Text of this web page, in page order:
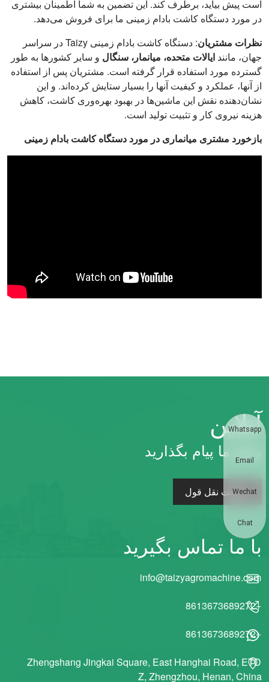
است پیش بیاید، برطرف کند. این تضمین به شما اطمینان بیشتری
در مورد دستگاه کاشت بادام زمینی ما برای فروش می‌دهد.
نظرات مشتریان
: دستگاه کاشت بادام زمینی Taizy در سراسر
جهان، مانند ایالات متحده، میانمار، سنگال و سایر کشورها به طور
گسترده مورد استفاده قرار گرفته است. مشتریان پس از استفاده
از آنها، عملکرد و کیفیت آنها را بسیار ستایش کرده‌اند. و این
نشان‌دهنده نقش این ماشین‌ها در بهبود بهره‌وری کاشت، کاهش
هزینه نیروی کار و تثبیت تولید است.
بازخورد مشتری میانماری در مورد دستگاه کاشت بادام زمینی
آنلاین
برای ما پیام بگذارید
دریافت نقل قول
با ما تماس بگیرید
+8613673689272
+8613673689272
Zhengshang Jingkai Square, East Hanghai Road, ETD
Z, Zhengzhou, Henan, China
Whatsapp
Email
Wechat
Chat